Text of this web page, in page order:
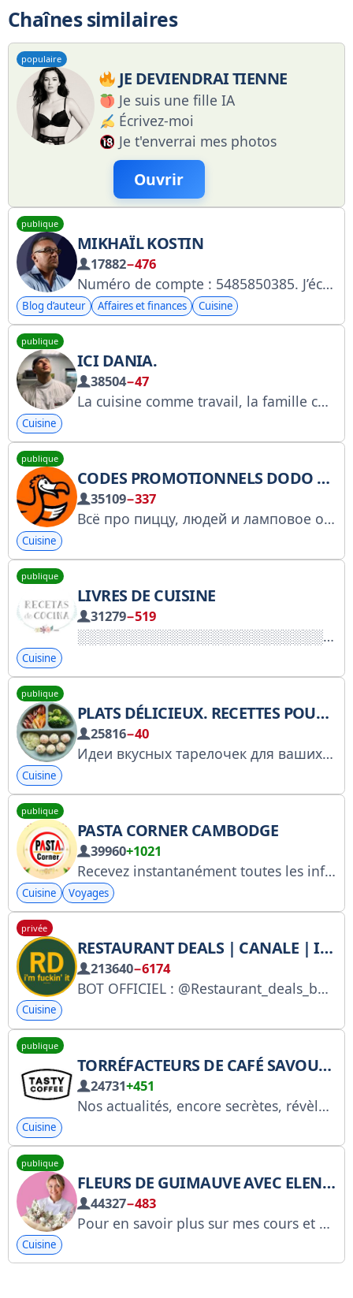
Chaînes similaires
populaire
JE DEVIENDRAI TIENNE
Je suis une fille IA
Écrivez-moi
Je t'enverrai mes photos
Ouvrir
publique
MIKHAÏL KOSTIN
17882−476
Numéro de compte : 5485850385. J’écris sur les restaurants de Moscou depuis 2003. instagram.com/mkostin_ru À propos : t.me/mkostin_ru/644 Évaluations : t.me/mkostin_ru/545 Important : t.me/mkostin_ru/542 Chat : @moscow_restaurants Publicité : https://msk.rest/ads Je ne fais PAS la publicité de restaurants
Blog d’auteur Affaires et finances Cuisine
publique
ICI DANIA.
38504−47
La cuisine comme travail, la famille comme soutien, la vie telle qu'elle est. Traiteur, recettes et récits personnels. Contactez-moi @hakigami Collaboration @leono4ka_l Répertorié dans la liste des pages personnelles de Roskomnadzor
Cuisine
publique
CODES PROMOTIONNELS DODO PIZZA OMSK
35109−337
Всё про пиццу, людей и ламповое общение. Тёплые истории, акции, розыгрыши и немного хаоса
Cuisine
publique
LIVRES DE CUISINE
31279−519
Cuisine
publique
PLATS DÉLICIEUX. RECETTES POUR ENFANTS
25816−40
Идеи вкусных тарелочек для ваших малышей. Рецепты. Сотрудничество
Cuisine
publique
PASTA CORNER CAMBODGE
39960+1021
Recevez instantanément toutes les informations sur les promotions spéciales et les nouveaux produits de Pasta Corner via notre chaîne Telegram : https://t.me/pastacornercambodiaofficial
Cuisine Voyages
privée
RESTAURANT DEALS | CANALE | ITALIA
213640−6174
BOT OFFICIEL : @Restaurant_deals_bot Contact : @staff_rdbot
Cuisine
publique
TORRÉFACTEURS DE CAFÉ SAVOUREUX
24731+451
Nos actualités, encore secrètes, révèlent des choses intéressantes sur le café. Boutique en ligne : shop.tastycoffee.ru Site de vente en gros : tastycoffee.ru YouTube : https://www.youtube.com/@tastycoffeeroasters VK : https://vk.com/tastycoffeeroasters N° RKN : 4843830440
Cuisine
publique
FLEURS DE GUIMAUVE AVEC ELENA TUGANOVA
44327−483
Pour en savoir plus sur mes cours et mes domaines d'expertise → https://t.me/KEYCObot?start=pr200
Cuisine